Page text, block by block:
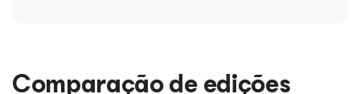
Comparação de edições